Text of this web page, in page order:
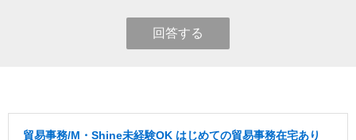
回答する
貿易事務/M・Shine未経験OK はじめての貿易事務在宅あり